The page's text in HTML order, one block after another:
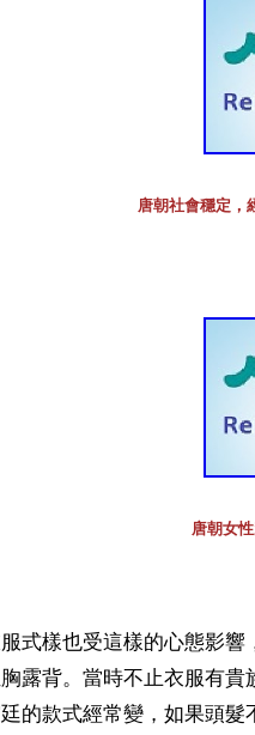
唐朝社會穩定，
唐朝女
式樣也受這樣的心態影響
露背。當時不止衣服有
的款式經常變，如果頭髮